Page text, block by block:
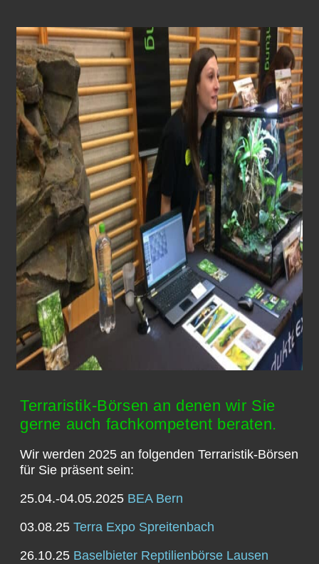
Terraristik-Börsen an denen wir Sie
gerne auch fachkompetent beraten.
Wir werden 2025 an folgenden Terraristik-Börsen
für Sie präsent sein:
25.04.-04.05.2025 BEA Bern
03.08.25 Terra Expo Spreitenbach
26.10.25 Baselbieter Reptilienbörse Lausen